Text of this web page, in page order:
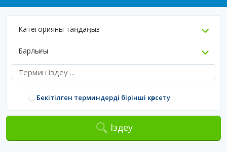
Категорияны таңдаңыз
Барлығы
Бекітілген терминдерді бірінші көрсету
Іздеу